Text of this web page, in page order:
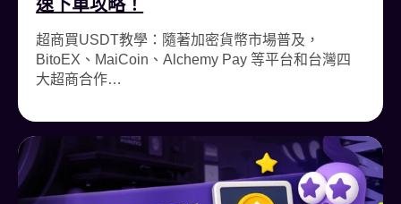
速下單攻略！
超商買USDT教學：隨著加密貨幣市場普及，
BitoEX、MaiCoin、Alchemy Pay 等平台和台灣四
大超商合作…